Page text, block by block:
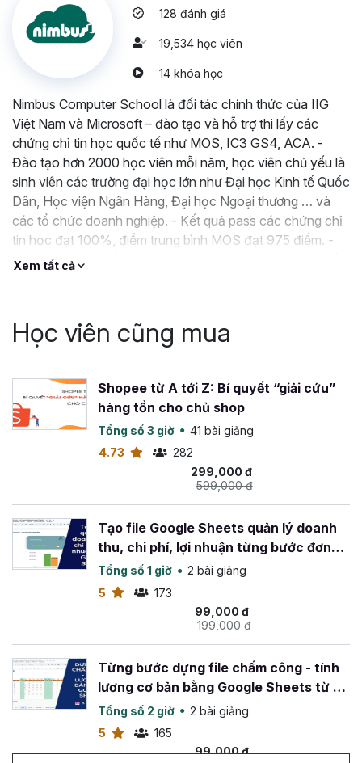
128 đánh giá
19,534 học viên
14 khóa học
Nimbus Computer School là đối tác chính thức của IIG
Việt Nam và Microsoft – đào tạo và hỗ trợ thi lấy các
chứng chỉ tin học quốc tế như MOS, IC3 GS4, ACA. -
Đào tạo hơn 2000 học viên mỗi năm, học viên chủ yếu là
sinh viên các trường đại học lớn như Đại học Kinh tế Quốc
Dân, Học viện Ngân Hàng, Đại học Ngoại thương … và
các tổ chức doanh nghiệp. - Kết quả pass các chứng chỉ
tin học đạt 100%, điểm trung bình MOS đạt 975 điểm. -
Giảng viên có nhiều năm đào tạo chứng chỉ Tin học quốc
Xem tất cả
Học viên cũng mua
Shopee từ A tới Z: Bí quyết “giải cứu”
hàng tồn cho chủ shop
Tổng số 3 giờ
41 bài giảng
4.73
282
299,000 đ
599,000 đ
Tạo file Google Sheets quản lý doanh
thu, chi phí, lợi nhuận từng bước đơn
giản
Tổng số 1 giờ
2 bài giảng
5
173
99,000 đ
199,000 đ
Từng bước dựng file chấm công - tính
lương cơ bản bằng Google Sheets từ A-
Z
Tổng số 2 giờ
2 bài giảng
5
165
99,000 đ